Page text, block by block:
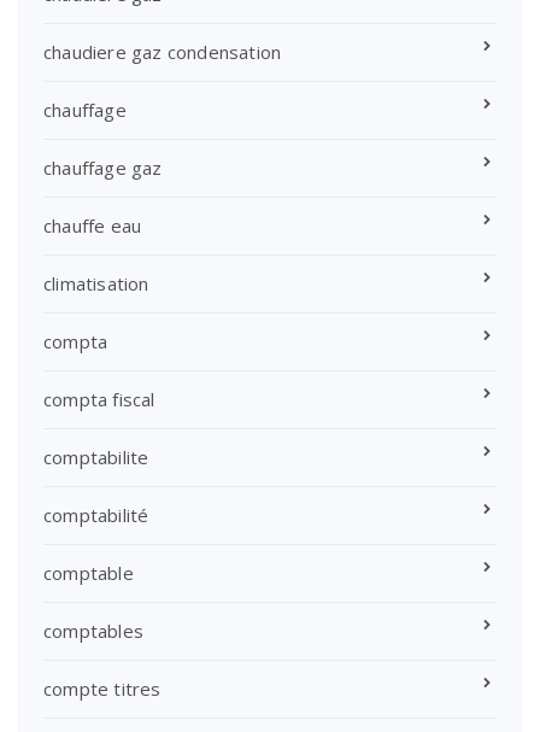
chaudiere gaz condensation
chauffage
chauffage gaz
chauffe eau
climatisation
compta
compta fiscal
comptabilite
comptabilité
comptable
comptables
compte titres